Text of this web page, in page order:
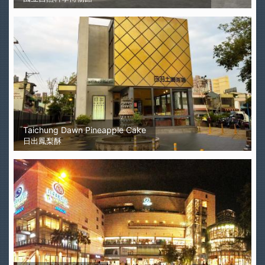
Taichung Dawn Pineapple Cake
日出鳳梨酥